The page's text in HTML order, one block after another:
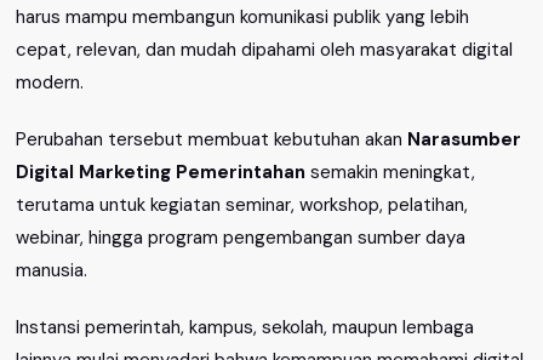
harus mampu membangun komunikasi publik yang lebih
cepat, relevan, dan mudah dipahami oleh masyarakat digital
modern.
Perubahan tersebut membuat kebutuhan akan Narasumber
Digital Marketing Pemerintahan semakin meningkat,
terutama untuk kegiatan seminar, workshop, pelatihan,
webinar, hingga program pengembangan sumber daya
manusia.
Instansi pemerintah, kampus, sekolah, maupun lembaga